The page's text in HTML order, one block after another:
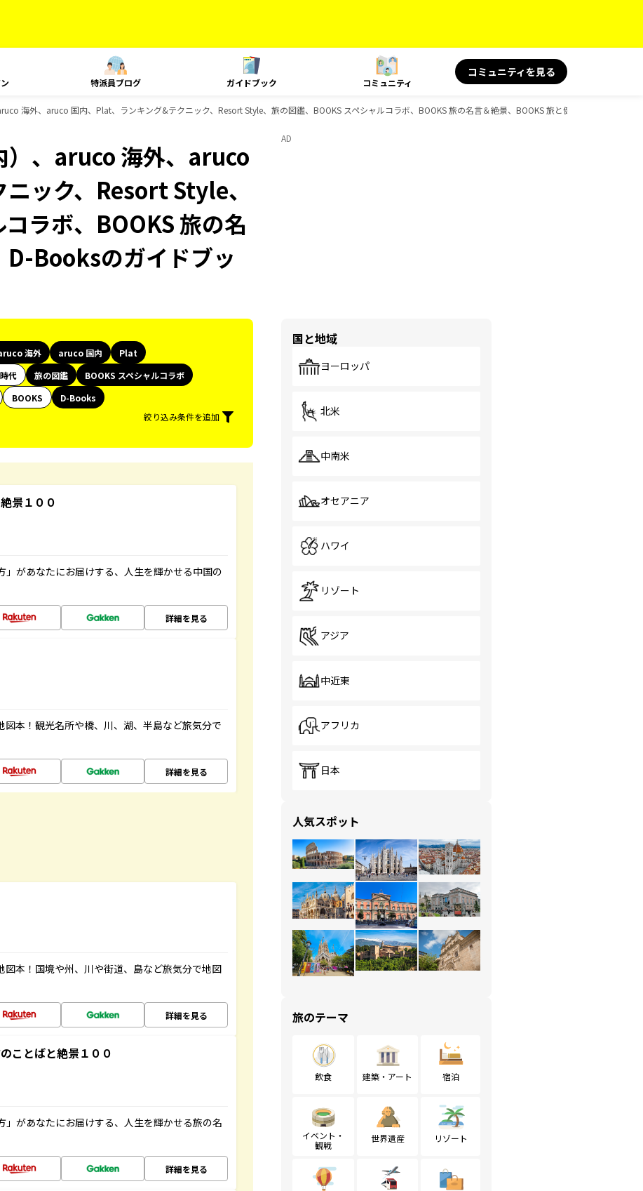
特派員ブログ ガイドブック コミュニティ
コミュニティを見る
海外、aruco 国内、Plat、ランキング&テクニック、Resort Style、旅の図鑑、BOOKS スペシャルコラボ、BOOKS 旅の名言＆絶景、BOOKS 旅と健康、D-Booksのガ
）、aruco 海外、aruco
ック、Resort Style、
ラボ、BOOKS 旅の名
D-Booksのガイドブッ
海外 aruco 国内
Plat
代 旅の図鑑
BOOKS スペシャルコラボ
BOOKS
D-Books
絞り込み条件を追加
景１００
があなたにお届けする、人生を輝かせる中国の
詳細を見る
本！観光名所や橋、川、湖、半島など旅気分で
詳細を見る
本！国境や州、川や街道、島など旅気分で地図
詳細を見る
ことばと絶景１００
があなたにお届けする、人生を輝かせる旅の名
詳細を見る
AD
国と地域
ヨーロッパ
北米
中南米
オセアニア
ハワイ
リゾート
アジア
中近東
アフリカ
日本
人気スポット
旅のテーマ
飲食 建築・アート 宿泊
イベント・
観戦
世界遺産 リゾート